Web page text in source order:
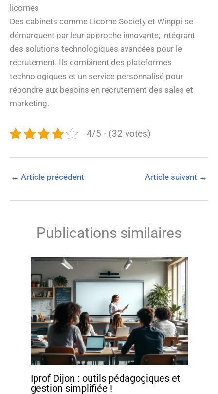
licornes
Des cabinets comme Licorne Society et Winppi se
démarquent par leur approche innovante, intégrant
des solutions technologiques avancées pour le
recrutement. Ils combinent des plateformes
technologiques et un service personnalisé pour
répondre aux besoins en recrutement des sales et
marketing.
4/5 - (32 votes)
← Article précédent Article suivant →
Publications similaires
Iprof Dijon : outils pédagogiques et
gestion simplifiée !